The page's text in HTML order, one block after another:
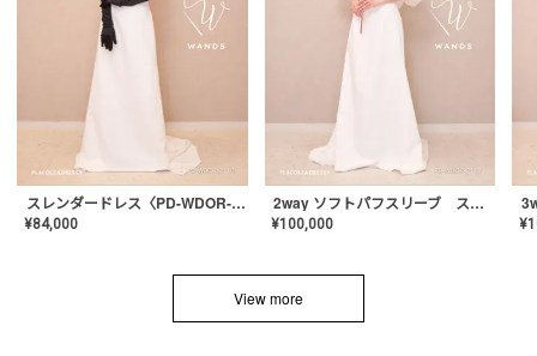
スレンダードレス〈PD-WDOR-2110〉
¥84,000
2way ソフトパフスリーブ スレンダードレス〈PD-WDOR-2112〉
¥100,000 ¥
View more